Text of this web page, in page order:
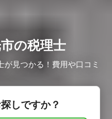
の税理士
見つかる！費用や口コミ
しですか？